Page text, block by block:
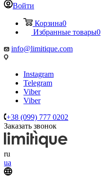
Войти
Корзина0
Избранные товары0
info@limitique.com
Instagram
Telegram
Viber
Viber
+38 (099) 777 0202
Заказать звонок
ru
ua